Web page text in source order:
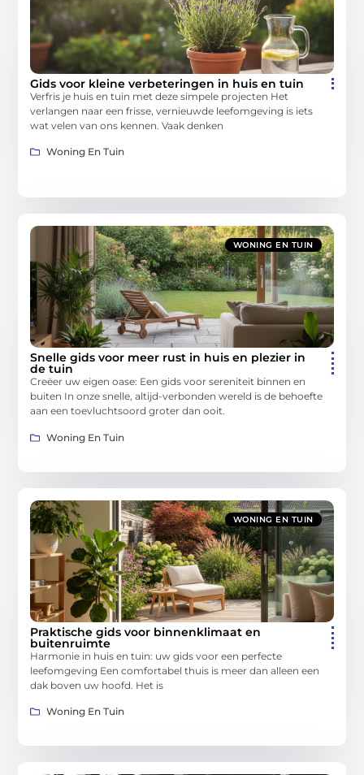
Gids voor kleine verbeteringen in huis en tuin
Verfris je huis en tuin met deze simpele projecten Het
verlangen naar een frisse, vernieuwde leefomgeving is iets
wat velen van ons kennen. Vaak denken
Woning En Tuin
WONING EN TUIN
Snelle gids voor meer rust in huis en plezier in
de tuin
Creëer uw eigen oase: Een gids voor sereniteit binnen en
buiten In onze snelle, altijd-verbonden wereld is de behoefte
aan een toevluchtsoord groter dan ooit.
Woning En Tuin
WONING EN TUIN
Praktische gids voor binnenklimaat en
buitenruimte
Harmonie in huis en tuin: uw gids voor een perfecte
leefomgeving Een comfortabel thuis is meer dan alleen een
dak boven uw hoofd. Het is
Woning En Tuin